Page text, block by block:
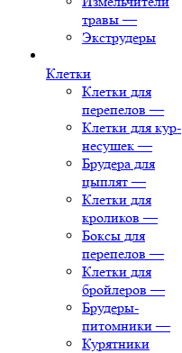
травы —
Экструдеры
Клетки
Клетки для
перепелов —
Клетки для кур-
несушек —
Брудера для
цыплят —
Клетки для
кроликов —
Боксы для
перепелов —
Клетки для
бройлеров —
Брудеры-
питомники —
Курятники